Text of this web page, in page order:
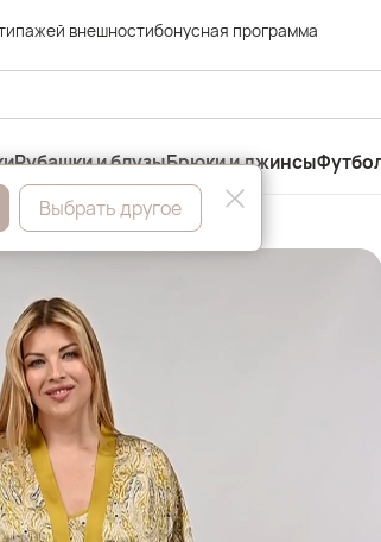
внешностибонусная программа
Рубашки и блузыБрюки и джинсы
Выбрать другое